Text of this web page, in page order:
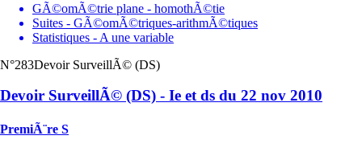
GÃ©omÃ©trie plane - homothÃ©tie
Suites - GÃ©omÃ©triques-arithmÃ©tiques
Statistiques - A une variable
N°283Devoir SurveillÃ© (DS)
Devoir SurveillÃ© (DS) - Ie et ds du 22 nov 2010
PremiÃ¨re S